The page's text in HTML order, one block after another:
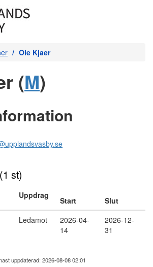
Ole Kjaer
(M)
(1 st)
Uppdrag
Start
Slut
Ledamot
2026-04-
14
2026-12-
31
uppdaterad: 2026-08-08 02:01